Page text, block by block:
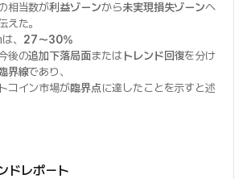
相当数が利益ゾーンから未実現損失ゾーンへ
えた。
、 27〜30%
後の追加下落局面またはトレンド回復を分け
界線であり、
コイン市場が臨界点に達したことを示すと述
ドレポート